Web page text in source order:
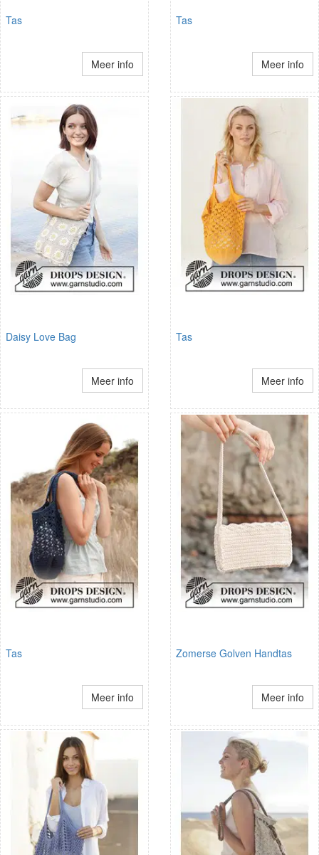
Tas
Meer info
Tas
Meer info
Daisy Love Bag
Meer info
Tas
Meer info
Tas
Meer info
Zomerse Golven Handtas
Meer info